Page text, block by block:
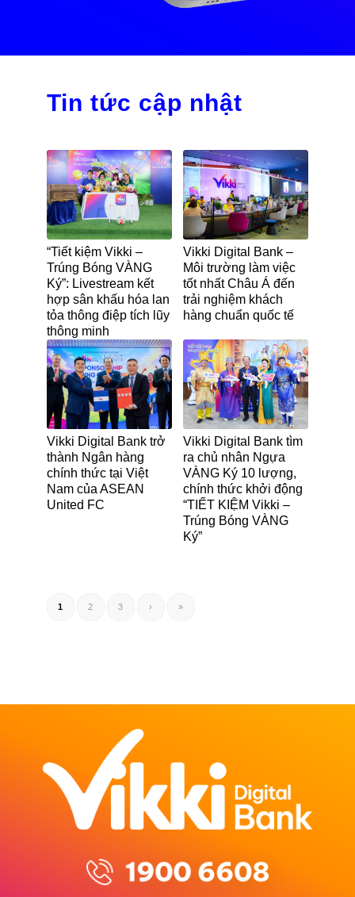
Tin tức cập nhật
“Tiết kiệm Vikki –
Trúng Bóng VÀNG
Ký”: Livestream kết
hợp sân khấu hóa lan
tỏa thông điệp tích lũy
thông minh
Vikki Digital Bank –
Môi trường làm việc
tốt nhất Châu Á đến
trải nghiệm khách
hàng chuẩn quốc tế
Vikki Digital Bank trở
thành Ngân hàng
chính thức tại Việt
Nam của ASEAN
United FC
Vikki Digital Bank tìm
ra chủ nhân Ngựa
VÀNG Ký 10 lượng,
chính thức khởi động
“TIẾT KIỆM Vikki –
Trúng Bóng VÀNG
Ký”
1 2 3 › »